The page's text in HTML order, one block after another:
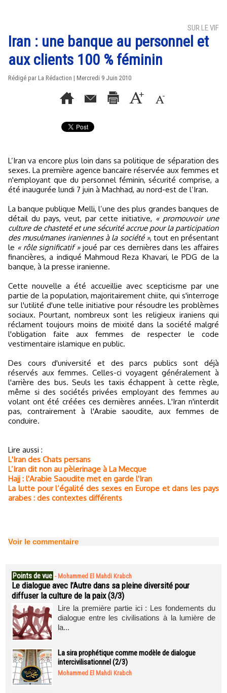
SUR LE VIF
Iran : une banque au personnel et
aux clients 100 % féminin
Rédigé par La Rédaction | Mercredi 9 Juin 2010
L’Iran va encore plus loin dans sa politique de séparation des
sexes. La première agence bancaire réservée aux femmes et
n'employant que du personnel féminin, sécurité comprise, a
été inaugurée lundi 7 juin à Machhad, au nord-est de l’Iran.
La banque publique Melli, l’une des plus grandes banques de
détail du pays, veut, par cette initiative, « promouvoir une
culture de chasteté et une sécurité accrue pour la participation
des musulmanes iraniennes à la société », tout en présentant
le « rôle significatif »joué par ces dernières dans les affaires
financières, a indiqué Mahmoud Reza Khavari, le PDG de la
banque, à la presse iranienne.
Cette nouvelle a été accueillie avec scepticisme par une
partie de la population, majoritairement chiite, qui s'interroge
sur l'utilité d'une telle initiative pour résoudre les problèmes
sociaux. Pourtant, nombreux sont les religieux iraniens qui
réclament toujours moins de mixité dans la société malgré
l'obligation faite aux femmes de respecter le code
vestimentaire islamique en public.
Des cours d'université et des parcs publics sont déjà
réservés aux femmes. Celles-ci voyagent généralement à
l'arrière des bus. Seuls les taxis échappent à cette règle,
même si des sociétés privées employant des femmes au
volant ont été créées ces dernières années. L'Iran n'interdit
pas, contrairement à l'Arabie saoudite, aux femmes de
conduire.
Lire aussi :
L'Iran des Chats persans
L’Iran dit non au pèlerinage à La Mecque
Hajj : l'Arabie Saoudite met en garde l'Iran
La lutte pour l’égalité des sexes en Europe et dans les pays
arabes : des contextes différents
Voir le commentaire
Points de vue - Mohammed El Mahdi Krabch
Le dialogue avec l’Autre dans sa pleine diversité pour
diffuser la culture de la paix (3/3)
Lire la première partie ici : Les fondements du
dialogue entre les civilisations à la lumière de
la...
La sira prophétique comme modèle de dialogue
intercivilisationnel (2/3)
Mohammed El Mahdi Krabch